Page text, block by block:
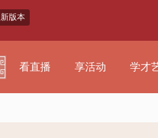
版本
看直播 享活动 学才